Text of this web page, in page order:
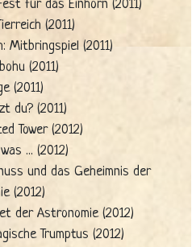
für das Einhorn (2011)
(2011)
Mitbringspiel (2011)
(2011)
(2011)
du? (2011)
Tower (2012)
... (2012)
und das Geheimnis der
(2012)
der Astronomie (2012)
Trumptus (2012)